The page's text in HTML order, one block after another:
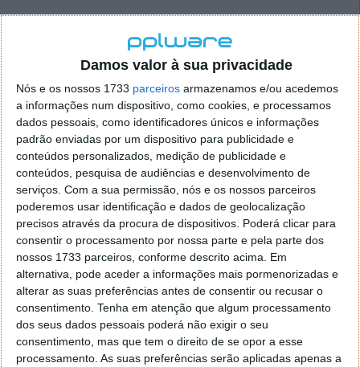
Damos valor à sua privacidade
Nós e os nossos 1733 parceiros armazenamos e/ou acedemos
a informações num dispositivo, como cookies, e processamos
dados pessoais, como identificadores únicos e informações
padrão enviadas por um dispositivo para publicidade e
conteúdos personalizados, medição de publicidade e
conteúdos, pesquisa de audiências e desenvolvimento de
serviços. Com a sua permissão, nós e os nossos parceiros
poderemos usar identificação e dados de geolocalização
precisos através da procura de dispositivos. Poderá clicar para
consentir o processamento por nossa parte e pela parte dos
nossos 1733 parceiros, conforme descrito acima. Em
alternativa, pode aceder a informações mais pormenorizadas e
alterar as suas preferências antes de consentir ou recusar o
consentimento. Tenha em atenção que algum processamento
dos seus dados pessoais poderá não exigir o seu
consentimento, mas que tem o direito de se opor a esse
processamento. As suas preferências serão aplicadas apenas a
BIOSHOCK 2
Naqueles dias em que o calor aconselhar a fazer a
digestão no sofá, nada como pegar no comando da
nossa Xbox e partir para Rapture, com Bioshock 2.
Este regresso a Rapture, desta vez no papel de Big
Daddy promete ter inúmeras horas de acção repletas
de novos dilemas morais que nos farão querer voltar
e voltar novamente.
Site Oficialaqui.